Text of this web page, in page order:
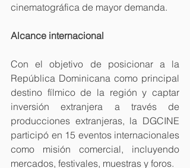
cinematográfica de mayor demanda.
Alcance internacional
Con el objetivo de posicionar a la
República Dominicana como principal
destino fílmico de la región y captar
inversión extranjera a través de
producciones extranjeras, la DGCINE
participó en 15 eventos internacionales
como misión comercial, incluyendo
mercados, festivales, muestras y foros.